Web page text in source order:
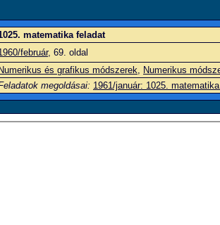
matematika feladat
február, 69. oldal
Numerikus és grafikus módszerek, Numerikus
megoldásai: 1961/január: 1025.